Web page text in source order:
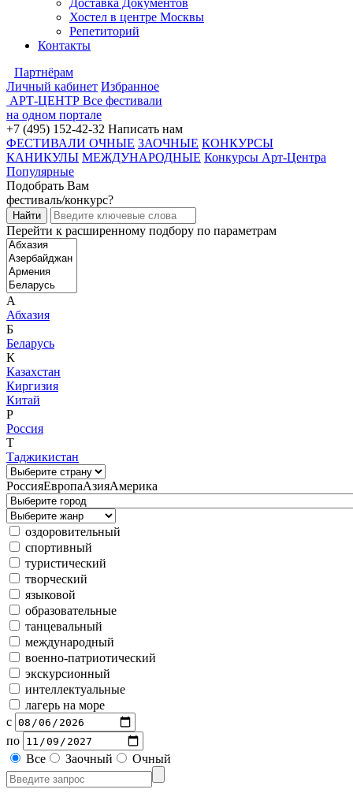
Доставка Документов
Хостел в центре Москвы
Репетиторий
Контакты
Партнёрам
Личный кабинет Избранное
АРТ-ЦЕНТР Все фестивали
на одном портале
+7 (495) 152-42-32 Написать нам
ФЕСТИВАЛИ ОЧНЫЕ ЗАОЧНЫЕ КОНКУРСЫ
КАНИКУЛЫ МЕЖДУНАРОДНЫЕ Конкурсы Арт-Центра
Популярные
Подобрать Вам
фестиваль/конкурс?
Перейти к расширенному подбору по параметрам
А
Абхазия
Б
Беларусь
К
Казахстан
Киргизия
Китай
Р
Россия
Т
Таджикистан
РоссияЕвропаАзияАмерика
оздоровительный
спортивный
туристический
творческий
языковой
образовательные
танцевальный
международный
военно-патриотический
экскурсионный
интеллектуальные
лагерь на море
с
по
Все
Заочный Очный